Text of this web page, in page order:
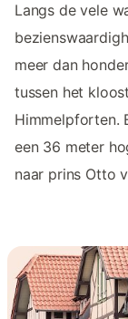
Langs de vele
meer dan
tussen het
Himmelpforten.
een 36 meter
naar prins Otto